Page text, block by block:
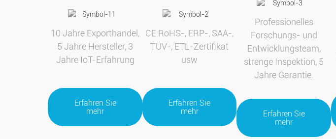
10 Jahre Exporthandel,
5 Jahre Hersteller, 3
Jahre IoT-Erfahrung
Erfahren Sie
mehr
CE.RoHS-, ERP-, SAA-,
TÜV-, ETL-Zertifikat
usw
Erfahren Sie
mehr
Professionelles
Forschungs- und
Entwicklungsteam,
strenge Inspektion, 5
Jahre Garantie.
Erfahren Sie
mehr